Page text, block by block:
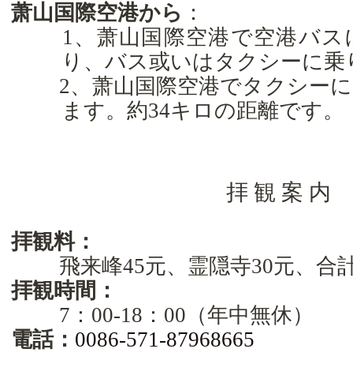
萧山国際空港から ：
1 、萧山国際空港で空港バ
り、バス或いはタクシーに
2、萧山国際空港でタクシー
ます。約34キロの距離です。
拝 観 案 内
拝観料：
飛来峰45元、霊隠寺30元、合
拝観時間：
7 ： 00-18 ： 00 （年中無休）
電話： 0086-571-87968665